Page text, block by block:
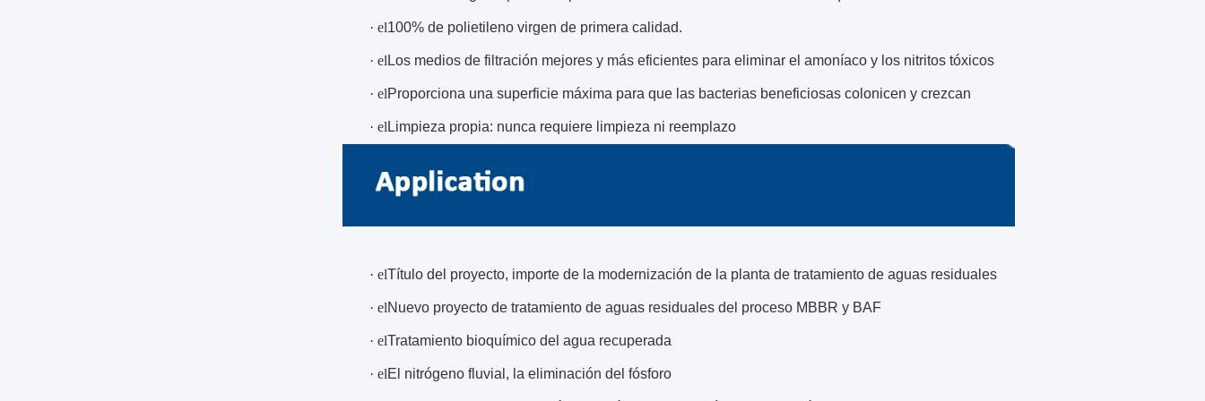
· el100% de polietileno virgen de primera calidad.
· el Los medios de filtración mejores y más eficientes para eliminar el amoníaco y los nitritos tóxicos
· elProporciona una superficie máxima para que las bacterias beneficiosas colonicen y crezcan
· el Limpieza propia: nunca requiere limpieza ni reemplazo
· elTítulo del proyecto, importe de la modernización de la planta de tratamiento de aguas residuales
· elNuevo proyecto de tratamiento de aguas residuales del proceso MBBR y BAF
· elTratamiento bioquímico del agua recuperada
· elEl nitrógeno fluvial, la eliminación del fósforo